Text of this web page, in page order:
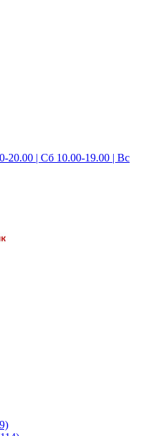
20.00 | Сб 10.00-19.00 | Вс